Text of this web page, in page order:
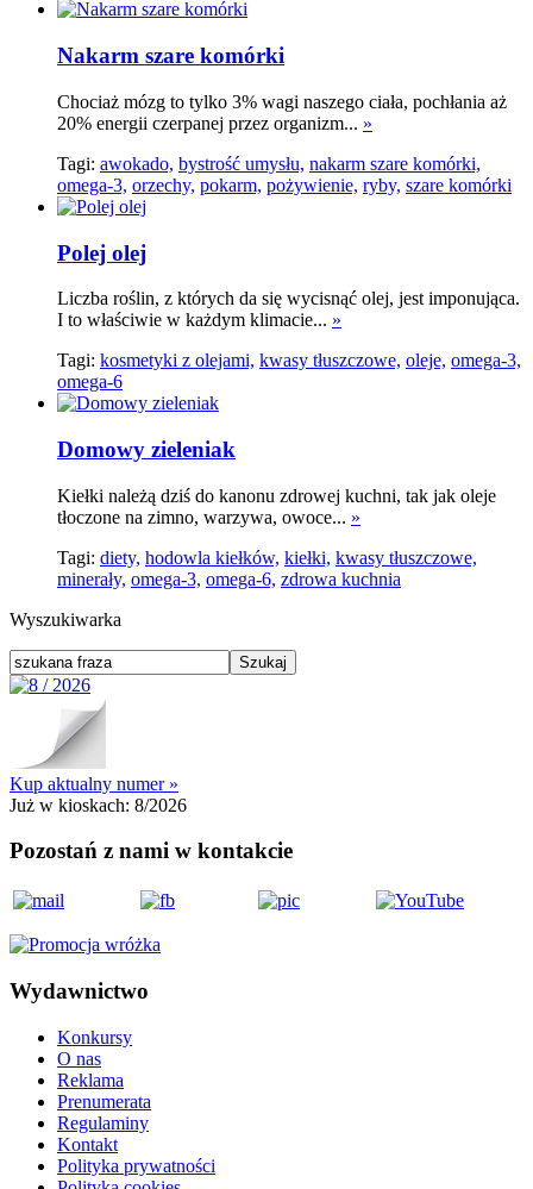
Nakarm szare komórki
Chociaż mózg to tylko 3% wagi naszego ciała, pochłania aż
20% energii czerpanej przez organizm... »
Tagi: awokado, bystrość umysłu, nakarm szare komórki,
omega-3, orzechy, pokarm, pożywienie, ryby, szare komórki
Polej olej
Liczba roślin, z których da się wycisnąć olej, jest imponująca.
I to właściwie w każdym klimacie... »
Tagi: kosmetyki z olejami, kwasy tłuszczowe, oleje, omega-3,
omega-6
Domowy zieleniak
Kiełki należą dziś do kanonu zdrowej kuchni, tak jak oleje
tłoczone na zimno, warzywa, owoce... »
Tagi: diety, hodowla kiełków, kiełki, kwasy tłuszczowe,
minerały, omega-3, omega-6, zdrowa kuchnia
Wyszukiwarka
Kup aktualny numer »
Już w kioskach: 8/2026
Pozostań z nami w kontakcie
Wydawnictwo
Konkursy
O nas
Reklama
Prenumerata
Regulaminy
Kontakt
Polityka prywatności